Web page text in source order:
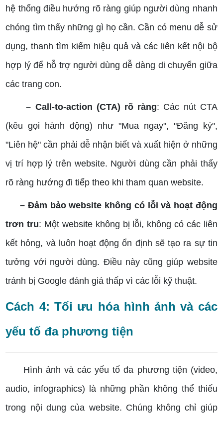
hệ thống điều hướng rõ ràng giúp người dùng nhanh
chóng tìm thấy những gì họ cần. Cần có menu dễ sử
dụng, thanh tìm kiếm hiệu quả và các liên kết nội bộ
hợp lý để hỗ trợ người dùng dễ dàng di chuyển giữa
các trang con.
– Call-to-action (CTA) rõ ràng: Các nút CTA
(kêu gọi hành động) như "Mua ngay", "Đăng ký",
"Liên hệ" cần phải dễ nhận biết và xuất hiện ở những
vị trí hợp lý trên website. Người dùng cần phải thấy
rõ ràng hướng đi tiếp theo khi tham quan website.
– Đảm bảo website không có lỗi và hoạt động
trơn tru: Một website không bị lỗi, không có các liên
kết hỏng, và luôn hoạt động ổn định sẽ tạo ra sự tin
tưởng với người dùng. Điều này cũng giúp website
tránh bị Google đánh giá thấp vì các lỗi kỹ thuật.
Cách 4: Tối ưu hóa hình ảnh và các
yếu tố đa phương tiện
Hình ảnh và các yếu tố đa phương tiện (video,
audio, infographics) là những phần không thể thiếu
trong nội dung của website. Chúng không chỉ giúp